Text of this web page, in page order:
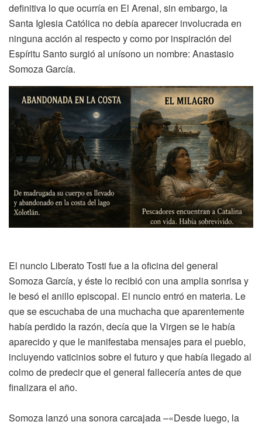
definitiva lo que ocurría en El Arenal, sin embargo, la
Santa Iglesia Católica no debía aparecer involucrada en
ninguna acción al respecto y como por inspiración del
Espíritu Santo surgió al unísono un nombre: Anastasio
Somoza García.
El nuncio Liberato Tosti fue a la oficina del general
Somoza García, y éste lo recibió con una amplia sonrisa y
le besó el anillo episcopal. El nuncio entró en materia. Le
que se escuchaba de una muchacha que aparentemente
había perdido la razón, decía que la Virgen se le había
aparecido y que le manifestaba mensajes para el pueblo,
incluyendo vaticinios sobre el futuro y que había llegado al
colmo de predecir que el general fallecería antes de que
finalizara el año.
Somoza lanzó una sonora carcajada –«Desde luego, la